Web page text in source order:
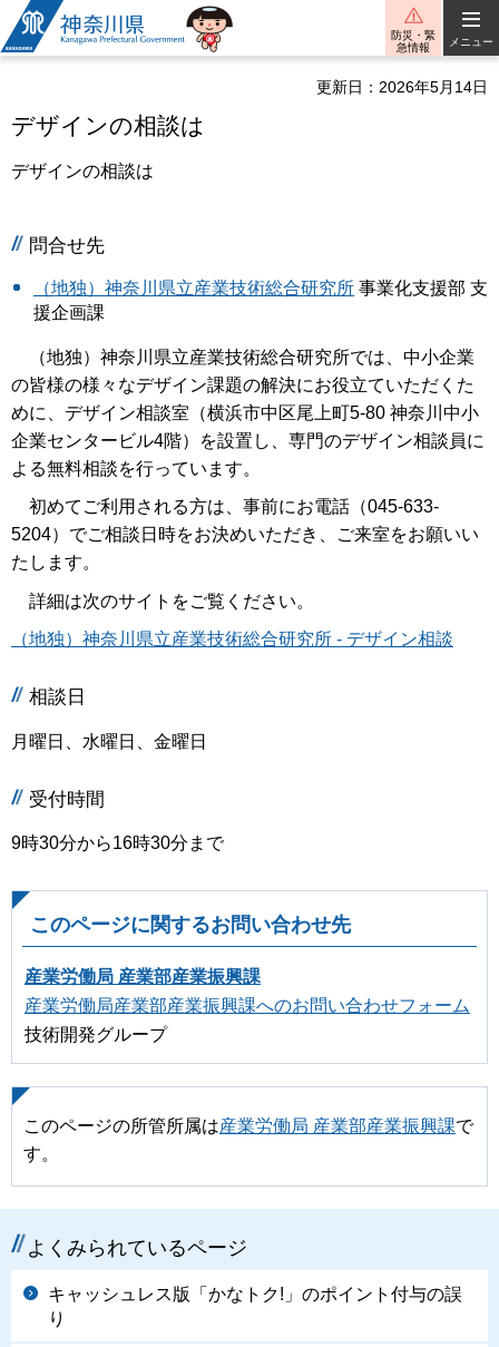
神奈川県
防災・緊
急情報
メニュー
更新日：2026年5月14日
デザインの相談は
デザインの相談は
問合せ先
（地独）神奈川県立産業技術総合研究所 事業化支援部 支
援企画課
（地独）神奈川県立産業技術総合研究所では、中小企業
の皆様の様々なデザイン課題の解決にお役立ていただくた
めに、デザイン相談室（横浜市中区尾上町5-80 神奈川中小
企業センタービル4階）を設置し、専門のデザイン相談員に
よる無料相談を行っています。
初めてご利用される方は、事前にお電話（045-633-
5204）でご相談日時をお決めいただき、ご来室をお願いい
たします。
詳細は次のサイトをご覧ください。
（地独）神奈川県立産業技術総合研究所 - デザイン相談
相談日
月曜日、水曜日、金曜日
受付時間
9時30分から16時30分まで
このページに関するお問い合わせ先
産業労働局 産業部産業振興課
産業労働局産業部産業振興課へのお問い合わせフォーム
技術開発グループ
このページの所管所属は産業労働局 産業部産業振興課で
す。
よくみられているページ
キャッシュレス版「かなトク!」のポイント付与の誤
り